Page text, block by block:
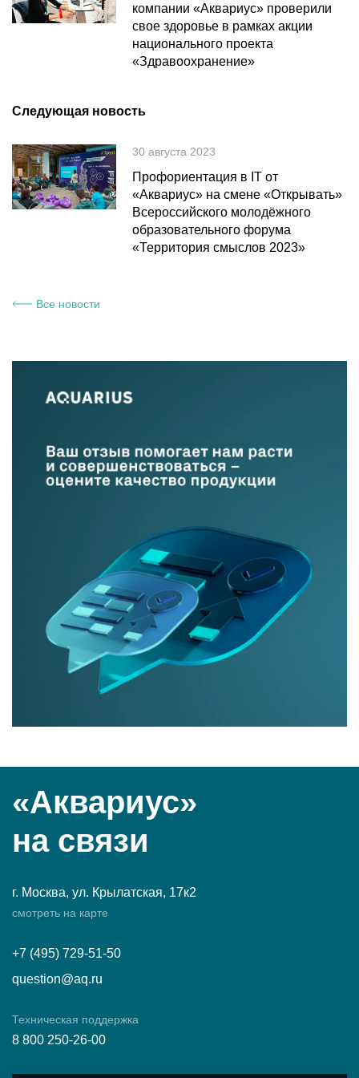
компании «Аквариус» проверили
свое здоровье в рамках акции
национального проекта
«Здравоохранение»
Следующая новость
30 августа 2023
Профориентация в IT от
«Аквариус» на смене «Открывать»
Всероссийского молодёжного
образовательного форума
«Территория смыслов 2023»
Все новости
«Аквариус»
на связи
г. Москва, ул. Крылатская, 17к2
смотреть на карте
+7 (495) 729-51-50
question@aq.ru
Техническая поддержка
8 800 250-26-00